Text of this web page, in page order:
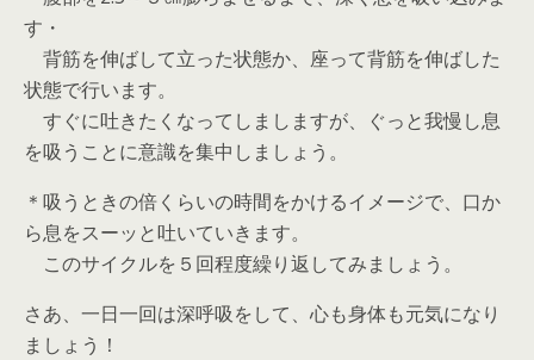
す・
背筋を伸ばして立った状態か、座って背筋を伸ばした
状態で行います。
すぐに吐きたくなってしましますが、ぐっと我慢し息
を吸うことに意識を集中しましょう。
＊吸うときの倍くらいの時間をかけるイメージで、口か
ら息をスーッと吐いていきます。
このサイクルを５回程度繰り返してみましょう。
さあ、一日一回は深呼吸をして、心も身体も元気になり
ましょう！